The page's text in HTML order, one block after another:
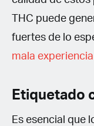
THC puede
fuertes de lo
mala
Etiquetado
Es esencial que